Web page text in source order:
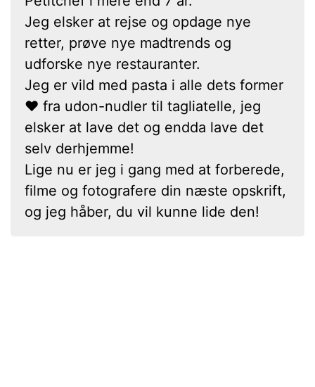
Jeg elsker at rejse og opdage nye
retter, prøve nye madtrends og
udforske nye restauranter.
Jeg er vild med pasta i alle dets former
❤ fra udon-nudler til tagliatelle, jeg
elsker at lave det og endda lave det
selv derhjemme!
Lige nu er jeg i gang med at forberede,
filme og fotografere din næste opskrift,
og jeg håber, du vil kunne lide den!